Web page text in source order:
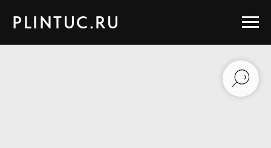
PLINTUC.RU